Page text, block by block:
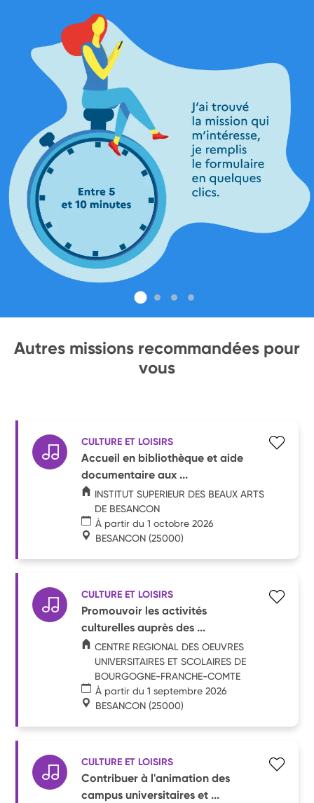
Autres missions recommandées pour
vous
CULTURE ET LOISIRS
Accueil en bibliothèque et aide
documentaire aux ...
INSTITUT SUPERIEUR DES BEAUX ARTS
DE BESANCON
À partir du 1 octobre 2026
BESANCON (25000)
CULTURE ET LOISIRS
Promouvoir les activités
culturelles auprès des ...
CENTRE REGIONAL DES OEUVRES
UNIVERSITAIRES ET SCOLAIRES DE
BOURGOGNE-FRANCHE-COMTE
À partir du 1 septembre 2026
BESANCON (25000)
CULTURE ET LOISIRS
Contribuer à l'animation des
campus universitaires et ...